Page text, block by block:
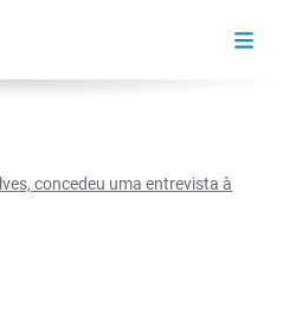
concedeu uma entrevista à